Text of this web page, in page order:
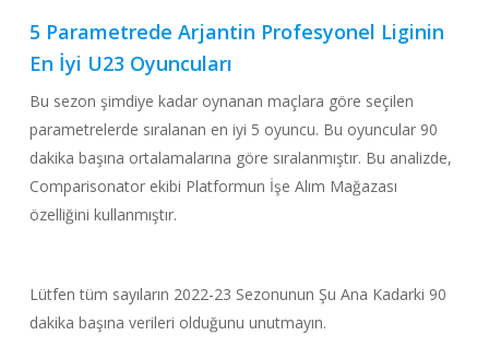
5 Parametrede Arjantin Profesyonel Liginin
En İyi U23 Oyuncuları
Bu sezon şimdiye kadar oynanan maçlara göre seçilen
parametrelerde sıralanan en iyi 5 oyuncu. Bu oyuncular 90
dakika başına ortalamalarına göre sıralanmıştır. Bu analizde,
Comparisonator ekibi Platformun İşe Alım Mağazası
özelliğini kullanmıştır.
Lütfen tüm sayıların 2022-23 Sezonunun Şu Ana Kadarki 90
dakika başına verileri olduğunu unutmayın.